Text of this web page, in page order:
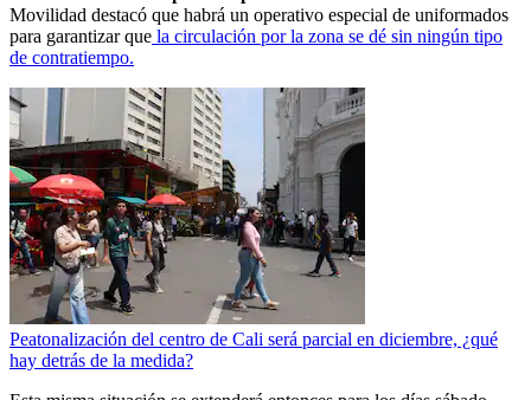
Movilidad destacó que habrá un operativo especial de uniformados
para garantizar que la circulación por la zona se dé sin ningún tipo
de contratiempo.
Peatonalización del centro de Cali será parcial en diciembre, ¿qué
hay detrás de la medida?